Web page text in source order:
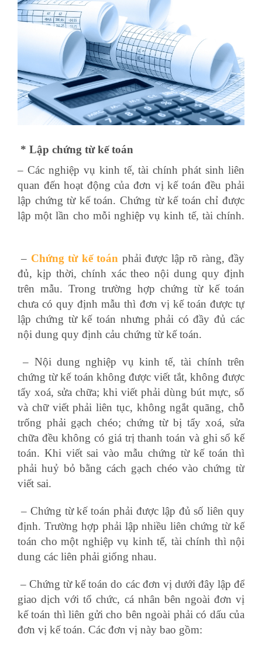
* Lập chứng từ kế toán
– Các nghiệp vụ kinh tế, tài chính phát sinh liên
quan đến hoạt động của đơn vị kế toán đều phải
lập chứng từ kế toán. Chứng từ kế toán chỉ được
lập một lần cho mỗi nghiệp vụ kinh tế, tài chính.
– Chứng từ kế toán phải được lập rõ ràng, đầy
đủ, kịp thời, chính xác theo nội dung quy định
trên mẫu. Trong trường hợp chứng từ kế toán
chưa có quy định mẫu thì đơn vị kế toán được tự
lập chứng từ kế toán nhưng phải có đầy đủ các
nội dung quy định cảu chứng từ kế toán.
– Nội dung nghiệp vụ kinh tế, tài chính trên
chứng từ kế toán không được viết tắt, không được
tẩy xoá, sửa chữa; khi viết phải dùng bút mực, số
và chữ viết phải liên tục, không ngắt quãng, chỗ
trống phải gạch chéo; chứng từ bị tẩy xoá, sửa
chữa đều không có giá trị thanh toán và ghi sổ kế
toán. Khi viết sai vào mẫu chứng từ kế toán thì
phải huỷ bỏ bằng cách gạch chéo vào chứng từ
viết sai.
– Chứng từ kế toán phải được lập đủ số liên quy
định. Trường hợp phải lập nhiều liên chứng từ kế
toán cho một nghiệp vụ kinh tế, tài chính thì nội
dung các liên phải giống nhau.
– Chứng từ kế toán do các đơn vị dưới đây lập để
giao dịch với tổ chức, cá nhân bên ngoài đơn vị
kế toán thì liên gửi cho bên ngoài phải có dấu của
đơn vị kế toán. Các đơn vị này bao gồm: